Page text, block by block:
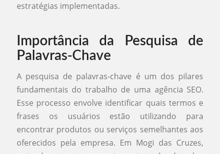
estratégias implementadas.
Importância da Pesquisa de
Palavras-Chave
A pesquisa de palavras-chave é um dos pilares
fundamentais do trabalho de uma agência SEO.
Esse processo envolve identificar quais termos e
frases os usuários estão utilizando para
encontrar produtos ou serviços semelhantes aos
oferecidos pela empresa. Em Mogi das Cruzes,